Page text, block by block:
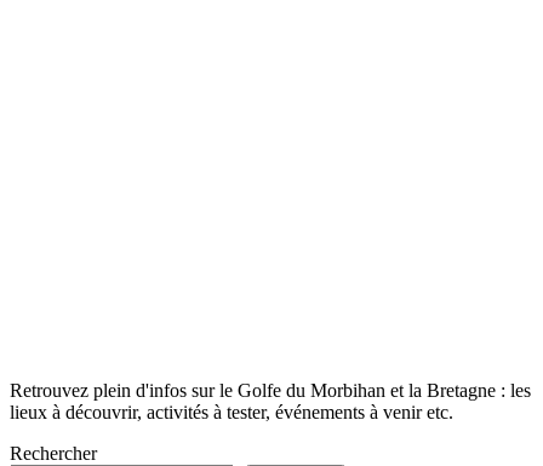
Retrouvez plein d'infos sur le Golfe du Morbihan et la Bretagne : les
lieux à découvrir, activités à tester, événements à venir etc.
Rechercher